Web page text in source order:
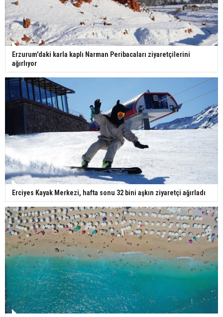
Erzurum'daki karla kaplı Narman Peribacaları ziyaretçilerini
ağırlıyor
Erciyes Kayak Merkezi, hafta sonu 32 bini aşkın ziyaretçi ağırladı